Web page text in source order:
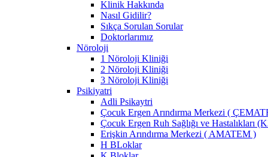
Klinik Hakkında
Nasıl Gidilir?
Sıkça Sorulan Sorular
Doktorlarımız
Nöroloji
1 Nöroloji Kliniği
2 Nöroloji Kliniği
3 Nöroloji Kliniği
Psikiyatri
Adli Psikaytri
Çocuk Ergen Arındırma Merkezi (
Çocuk Ergen Ruh Sağlığı ve Hastalıkları
Erişkin Arındırma Merkezi ( AMATEM )
H BLoklar